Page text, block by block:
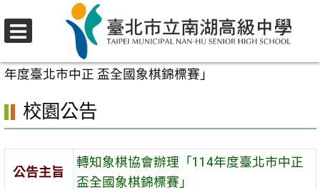
至
要
區
校園公告
年度臺北市中正 盃全國象棋錦標賽」
校園公告
公告主旨
轉知象棋協會辦理「114年度臺北市中正
盃全國象棋錦標賽」
選
單